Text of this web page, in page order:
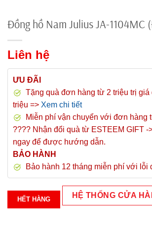
Đồng hồ Nam Julius JA-1104MC
Liên hệ
ƯU ĐÃI
Tặng quà đơn hàng từ 2 triệu trị giá
triệu => Xem chi tiết
Miễn phí vận chuyển với đơn hàng
???? Nhận đổi quà từ ESTEEM GIFT -
ngay để được hướng dẫn.
BẢO HÀNH
Bảo hành 12 tháng miễn phí với lỗi
HẾT HÀNG HỆ THỐNG CỬA